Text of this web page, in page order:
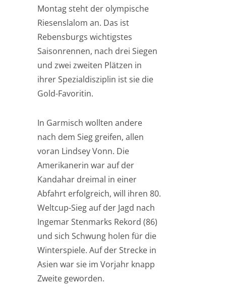
Montag steht der olympische
Riesenslalom an. Das ist
Rebensburgs wichtigstes
Saisonrennen, nach drei Siegen
und zwei zweiten Plätzen in
ihrer Spezialdisziplin ist sie die
Gold-Favoritin.
In Garmisch wollten andere
nach dem Sieg greifen, allen
voran Lindsey Vonn. Die
Amerikanerin war auf der
Kandahar dreimal in einer
Abfahrt erfolgreich, will ihren 80.
Weltcup-Sieg auf der Jagd nach
Ingemar Stenmarks Rekord (86)
und sich Schwung holen für die
Winterspiele. Auf der Strecke in
Asien war sie im Vorjahr knapp
Zweite geworden.